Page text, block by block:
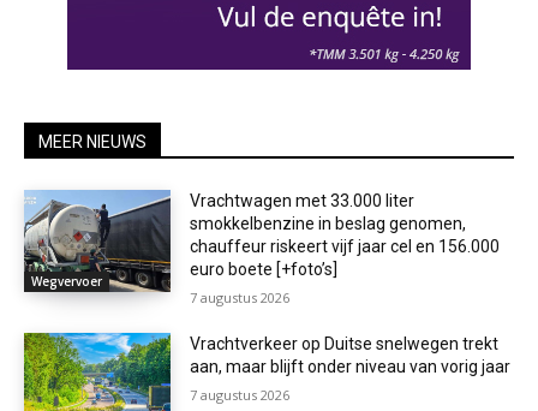
MEER NIEUWS
Wegvervoer
Vrachtwagen met 33.000 liter
smokkelbenzine in beslag genomen,
chauffeur riskeert vijf jaar cel en 156.000
euro boete [+foto’s]
7 augustus 2026
Vrachtverkeer op Duitse snelwegen trekt
aan, maar blijft onder niveau van vorig jaar
7 augustus 2026